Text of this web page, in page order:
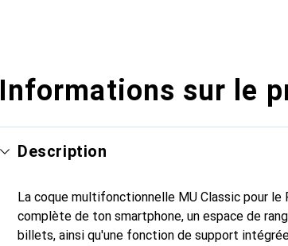
Informations sur le
Description
La coque multifonctionnelle MU Classic pour
complète de ton smartphone, un espace de
billets, ainsi qu'une fonction de support